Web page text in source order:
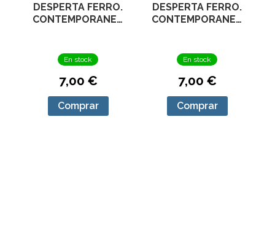
DESPERTA FERRO.
CONTEMPORANEA
En stock
7,00 €
Comprar
DESPERTA FERRO.
CONTEMPORANEA
En stock
7,00 €
Comprar